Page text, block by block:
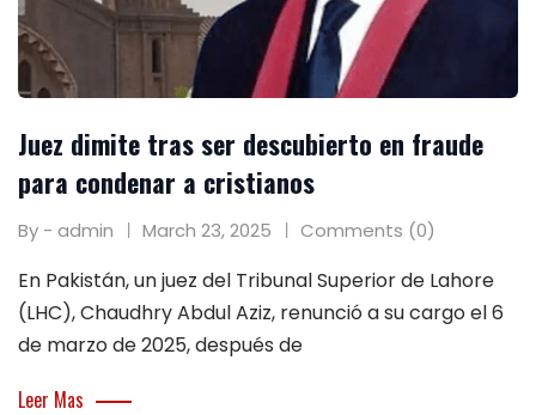
Juez dimite tras ser descubierto en fraude
para condenar a cristianos
By - admin March 23, 2025 Comments (0)
En Pakistán, un juez del Tribunal Superior de Lahore
(LHC), Chaudhry Abdul Aziz, renunció a su cargo el 6
de marzo de 2025, después de
Leer Mas